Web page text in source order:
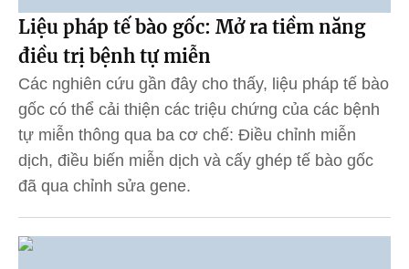
Liệu pháp tế bào gốc: Mở ra tiềm năng
điều trị bệnh tự miễn
Các nghiên cứu gần đây cho thấy, liệu pháp tế bào
gốc có thể cải thiện các triệu chứng của các bệnh
tự miễn thông qua ba cơ chế: Điều chỉnh miễn
dịch, điều biến miễn dịch và cấy ghép tế bào gốc
đã qua chỉnh sửa gene.